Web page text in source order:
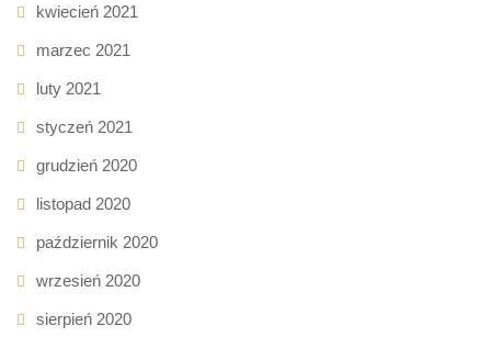
kwiecień 2021
marzec 2021
luty 2021
styczeń 2021
grudzień 2020
listopad 2020
październik 2020
wrzesień 2020
sierpień 2020